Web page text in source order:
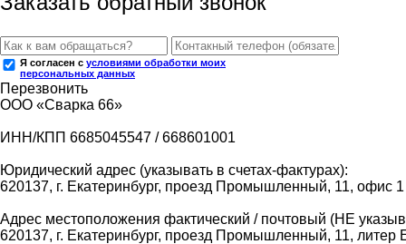
Я согласен с условиями обработки моих
персональных данных
Перезвонить
ООО «Сварка 66»
ИНН/КПП 6685045547 / 668601001
Юридический адрес (указывать в счетах-фактурах):
620137, г. Екатеринбург, проезд Промышленный, 11, офис 1
Адрес местоположения фактический / почтовый (НЕ
620137, г. Екатеринбург, проезд Промышленный, 11, литер